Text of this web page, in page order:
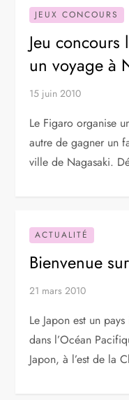
JEUX CONCOURS
Jeu
un voyage à
15 juin 2010
Le Figaro organise
autre de gagner un
ville de Nagasaki.
ACTUALITÉ
Bienvenue
21 mars 2010
Le Japon est un
dans l’Océan
Japon, à l’est de la